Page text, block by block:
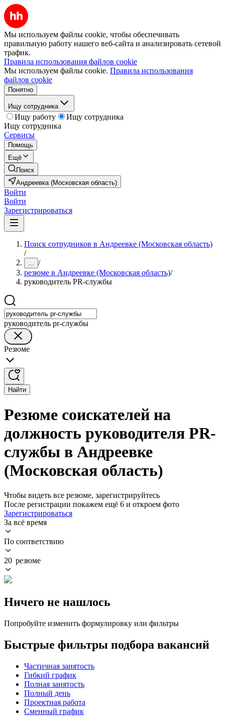
Мы используем файлы cookie, чтобы обеспечивать
правильную работу нашего веб-сайта и анализировать сетевой
трафик.
Правила использования файлов cookie
Мы используем файлы cookie. Правила использования
файлов cookie
Понятно
Ищу сотрудника
Ищу работу
Ищу сотрудника
Ищу сотрудника
Сервисы
Помощь
Ещё
Поиск
Андреевка (Московская область)
Войти
Войти
Зарегистрироваться
Поиск сотрудников в Андреевке (Московская область)
/
... /
резюме в Андреевке (Московская область)/
руководитель PR-службы
руководитель pr-службы
Резюме
Найти
Резюме соискателей на
должность руководителя PR-
службы в Андреевке
(Московская область)
Чтобы видеть все резюме, зарегистрируйтесь
После регистрации покажем ещё 6 и откроем фото
Зарегистрироваться
За всё время
По соответствию
20 резюме
Ничего не нашлось
Попробуйте изменить формулировку или фильтры
Быстрые фильтры подбора вакансий
Частичная занятость
Гибкий график
Полная занятость
Полный день
Проектная работа
Сменный график